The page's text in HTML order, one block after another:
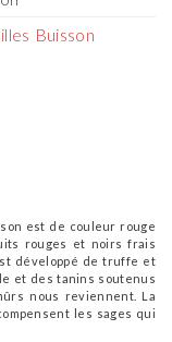
Buisson
est de couleur rouge
rouges et noirs frais
développé de truffe et
et des tanins soutenus
nous reviennent. La
les sages qui